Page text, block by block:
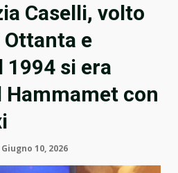
Caselli, volto
e
1994 si era
con
Giugno 10, 2026